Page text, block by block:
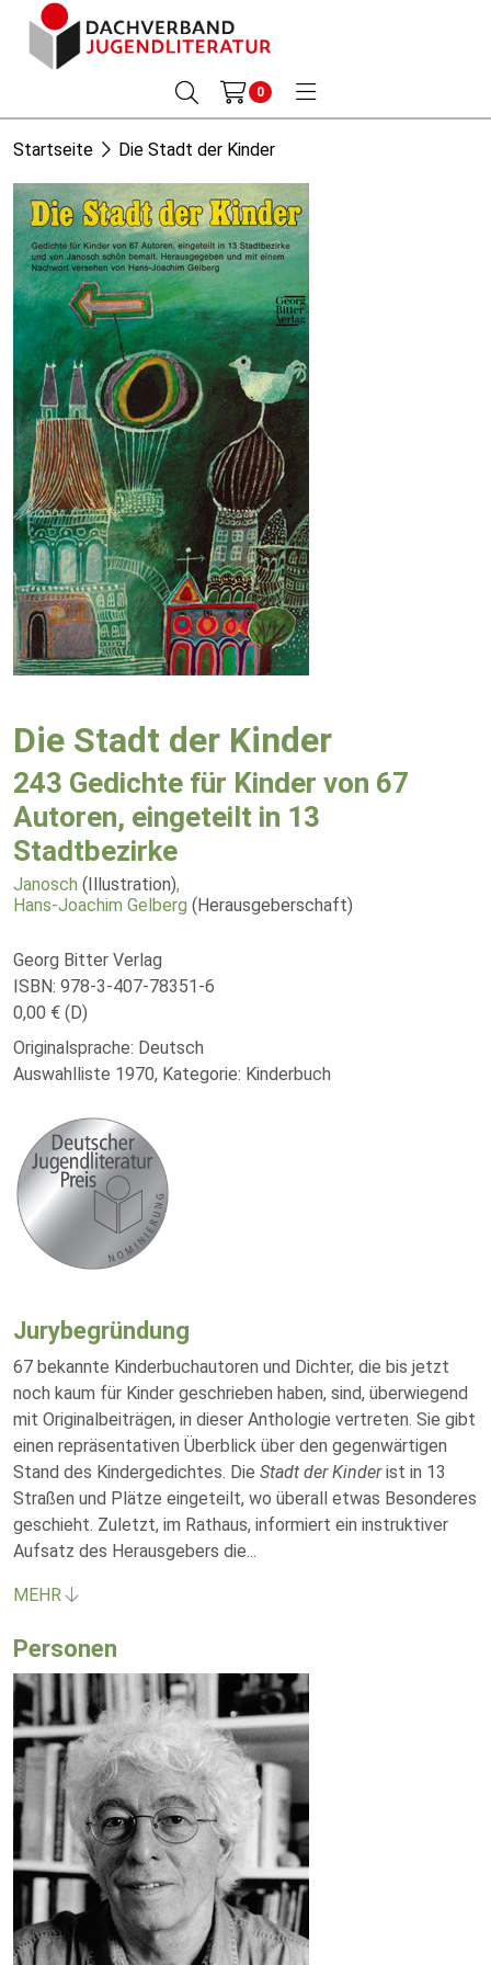
0
Startseite Die Stadt der Kinder
Die Stadt der Kinder
243 Gedichte für Kinder von 67
Autoren, eingeteilt in 13
Stadtbezirke
Janosch (Illustration),
Hans-Joachim Gelberg (Herausgeberschaft)
Georg Bitter Verlag
ISBN: 978-3-407-78351-6
0,00 € (D)
Originalsprache: Deutsch
Auswahlliste 1970, Kategorie: Kinderbuch
Jurybegründung
67 bekannte Kinderbuchautoren und Dichter, die bis jetzt
noch kaum für Kinder geschrieben haben, sind, überwiegend
mit Originalbeiträgen, in dieser Anthologie vertreten. Sie gibt
einen repräsentativen Überblick über den gegenwärtigen
Stand des Kindergedichtes. Die Stadt der Kinderist in 13
Straßen und Plätze eingeteilt, wo überall etwas Besonderes
geschieht. Zuletzt, im Rathaus, informiert ein instruktiver
Aufsatz des Herausgebers die...
MEHR
Personen